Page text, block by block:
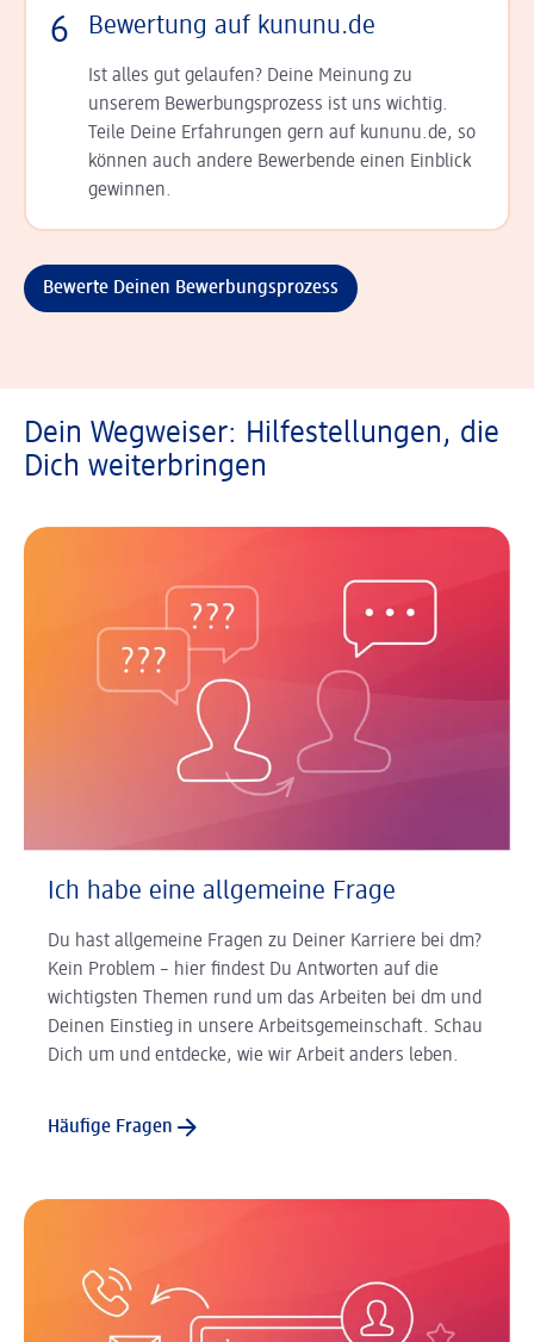
6 Bewertung auf kununu.de
Ist alles gut gelaufen? Deine Meinung zu
unserem Bewerbungsprozess ist uns wichtig.
Teile Deine Erfahrungen gern auf kununu.de, so
können auch andere Bewerbende einen Einblick
gewinnen.
Bewerte Deinen Bewerbungsprozess
Dein Wegweiser: Hilfestellungen, die
Dich weiterbringen
Ich habe eine allgemeine Frage
Du hast allgemeine Fragen zu Deiner Karriere bei dm?
Kein Problem – hier findest Du Antworten auf die
wichtigsten Themen rund um das Arbeiten bei dm und
Deinen Einstieg in unsere Arbeitsgemeinschaft. Schau
Dich um und entdecke, wie wir Arbeit anders leben.
Häufige Fragen